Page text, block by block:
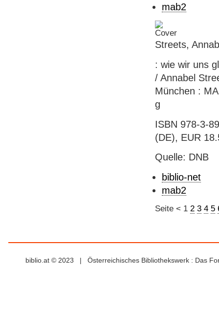
mab2
Streets,
: wie wir uns
/ Annabel
München :
g
ISBN 978-3-
(DE), EUR
Quelle: DNB
biblio-net
mab2
Seite < 1 2 3 4 5
biblio.at © 2023 | Österreichisches Bibliothekswerk : Das